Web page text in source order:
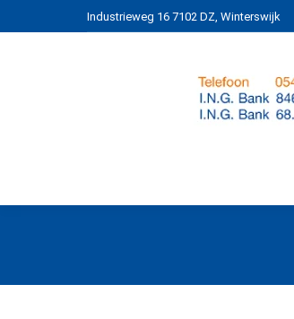
Industrieweg 16 7102 DZ, Winterswijk